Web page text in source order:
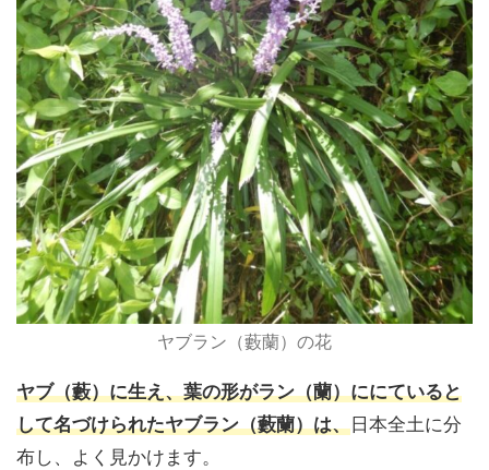
ヤブラン（藪蘭）の花
ヤブ（藪）に生え、葉の形がラン（蘭）ににていると
して名づけられたヤブラン（藪蘭）は、日本全土に分
布し、よく見かけます。